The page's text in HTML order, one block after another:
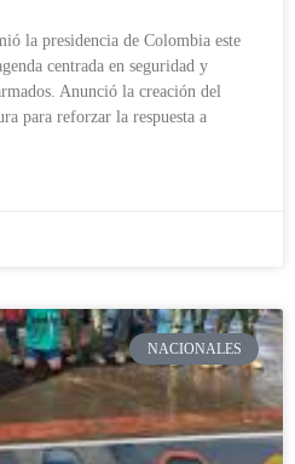
la presidencia de Colombia este
centrada en seguridad y
Anunció la creación del
para reforzar la respuesta a
NACIONALES